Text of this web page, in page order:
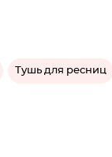
Тушь для ресниц